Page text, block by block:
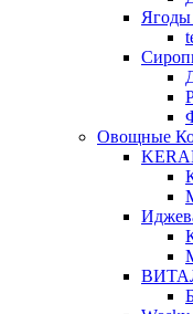
Ягоды
Овощные